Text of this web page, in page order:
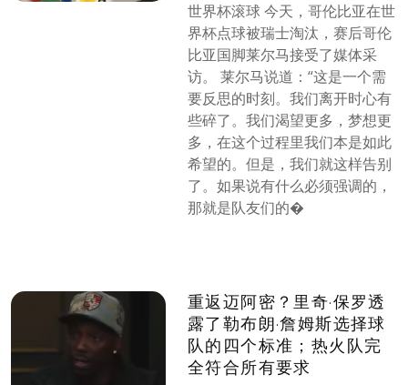
世界杯滚球 今天，哥伦比亚在世
界杯点球被瑞士淘汰，赛后哥伦
比亚国脚莱尔马接受了媒体采
访。 莱尔马说道：“这是一个需
要反思的时刻。我们离开时心有
些碎了。我们渴望更多，梦想更
多，在这个过程里我们本是如此
希望的。但是，我们就这样告别
了。如果说有什么必须强调的，
那就是队友们的�
重返迈阿密？里奇·保罗透
露了勒布朗·詹姆斯选择球
队的四个标准；热火队完
全符合所有要求